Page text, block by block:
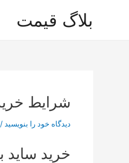
بلاگ قیمت
شرایط
دیدگاه‌ خود را بنویسید /
خرید